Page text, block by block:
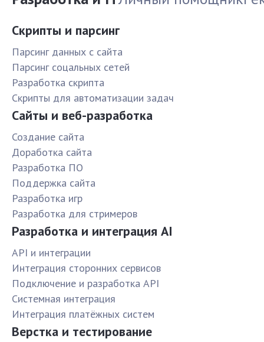
Скрипты и парсинг
Парсинг данных с сайта
Парсинг соцальных сетей
Разработка скрипта
Скрипты для автоматизации задач
Сайты и веб-разработка
Создание сайта
Доработка сайта
Разработка ПО
Поддержка сайта
Разработка игр
Разработка для стримеров
Разработка и интеграция AI
API и интеграции
Интеграция сторонних сервисов
Подключение и разработка API
Системная интеграция
Интеграция платёжных систем
Верстка и тестирование